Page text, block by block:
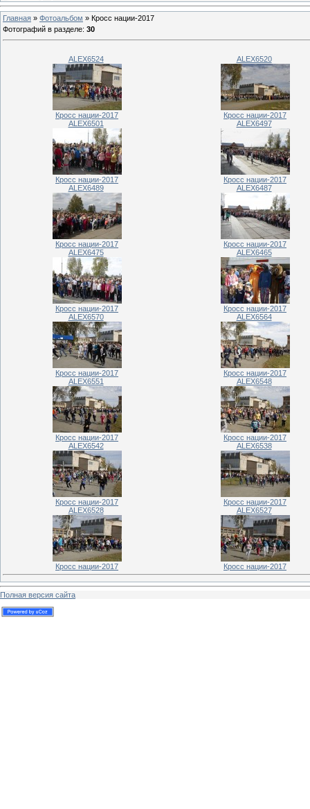
Главная » Фотоальбом » Кросс нации-2017
Фотографий в разделе: 30
ALEX6524
Кросс нации-2017
ALEX6520
Кросс нации-2017
ALEX6501
Кросс нации-2017
ALEX6497
Кросс нации-2017
ALEX6489
Кросс нации-2017
ALEX6487
Кросс нации-2017
ALEX6475
Кросс нации-2017
ALEX6465
Кросс нации-2017
ALEX6570
Кросс нации-2017
ALEX6564
Кросс нации-2017
ALEX6551
Кросс нации-2017
ALEX6548
Кросс нации-2017
ALEX6542
Кросс нации-2017
ALEX6538
Кросс нации-2017
ALEX6528
Кросс нации-2017
ALEX6527
Кросс нации-2017
Полная версия сайта